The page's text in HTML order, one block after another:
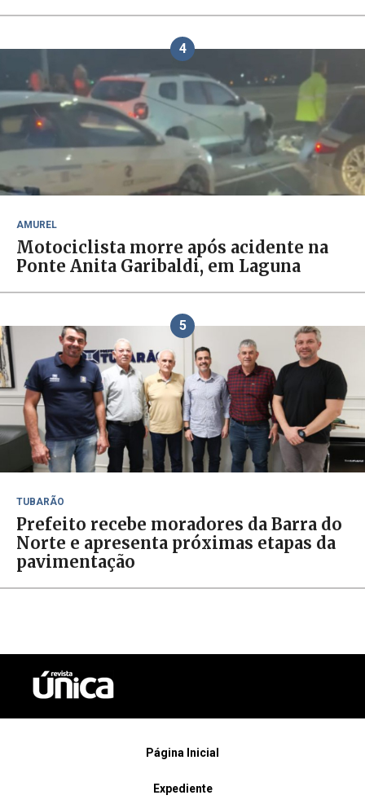
4
AMUREL
Motociclista morre após acidente na
Ponte Anita Garibaldi, em Laguna
5
TUBARÃO
Prefeito recebe moradores da Barra do
Norte e apresenta próximas etapas da
pavimentação
Página Inicial
Expediente